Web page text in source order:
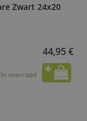
Zwart 24x20
44,95 €
In voorraad